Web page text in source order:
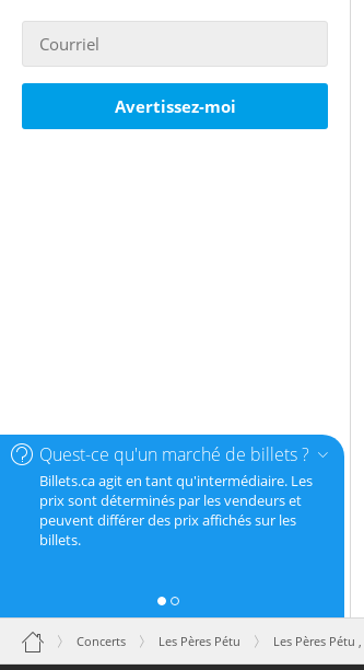
Quest-ce qu'un marché de billets ?
Billets.ca agit en tant qu'intermédiaire. Les
prix sont déterminés par les vendeurs et
peuvent différer des prix affichés sur les
billets.
Avertissez-moi
Concerts Les Pères Pétu Les Pères Pétu ,